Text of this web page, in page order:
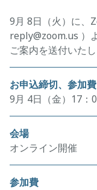
9月 8日（火）に、
reply@zoom.us ）
ご案内を送付いたし
お申込締切、参加
9月 4日（金）17：
会場
オンライン開催
参加費